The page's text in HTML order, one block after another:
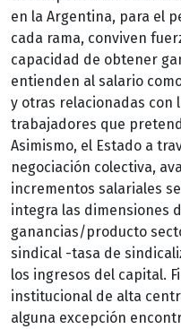
en la Argentina, para el
cada rama, conviven
capacidad de obtener
entienden al salario
y otras relacionadas con
trabajadores que
Asimismo, el Estado a
negociación colectiva,
incrementos salariales
integra las dimensiones
ganancias/producto
sindical -tasa de
los ingresos del capital.
institucional de alta
alguna excepción